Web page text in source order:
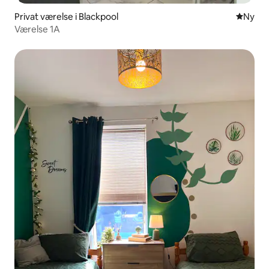
Privat værelse i Blackpool Nyt
Ny
Værelse 1A